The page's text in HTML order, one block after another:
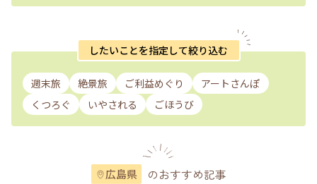
したいことを指定して絞り込む
週末旅 絶景旅 ご利益めぐり
アートさんぽ
くつろぐ
いやされる ごほうび
広島県 のおすすめ記事